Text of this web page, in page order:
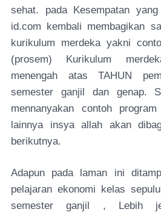
sehat. pada Kesempatan
id.com kembali membagikan
kurikulum merdeka yakni
(prosem) Kurikulum
menengah atas TAHUN
semester ganjil dan genap.
mennanyakan contoh
lainnya insya allah akan
berikutnya.
Adapun pada laman ini
pelajaran ekonomi kelas
semester ganjil , Lebih